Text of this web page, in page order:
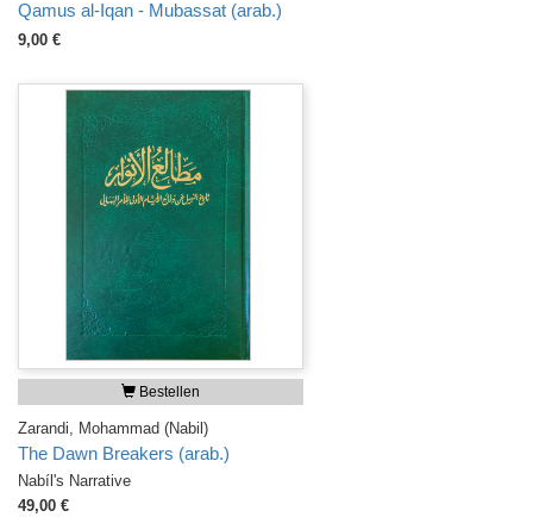
Qamus al-Iqan - Mubassat (arab.)
9,00 €
Bestellen
Zarandi, Mohammad (Nabil)
The Dawn Breakers (arab.)
Nabíl's Narrative
49,00 €